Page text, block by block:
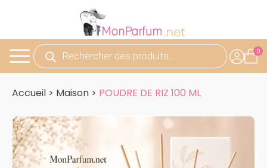
Recherche
de
produits
Accueil > Maison > POUDRE DE RIZ 100 ML